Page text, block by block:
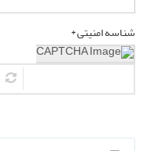
شناسه امنیتی *